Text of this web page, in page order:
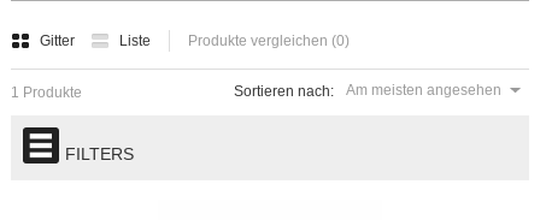
Gitter Liste Produkte vergleichen (0)
Sortieren nach: Am meisten angesehen
1 Produkte
FILTERS